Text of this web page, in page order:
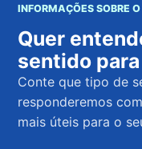
INFORMAÇÕES SOBRE
Quer
sentido
Conte que tipo de
responderemos
mais úteis para o